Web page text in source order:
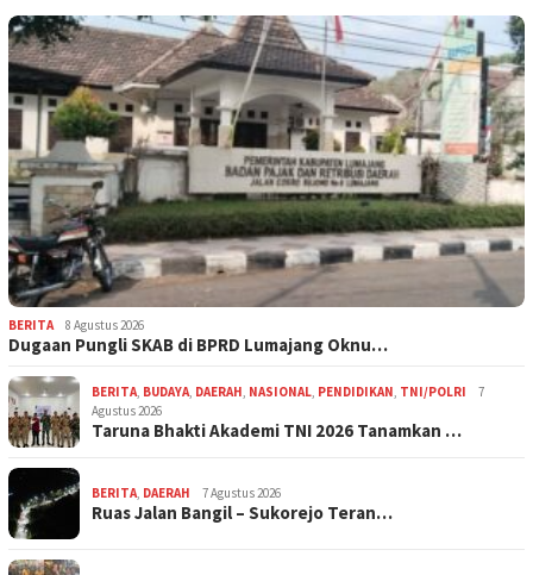
BERITA 8 Agustus 2026
Dugaan Pungli SKAB di BPRD Lumajang Oknu…
BERITA, BUDAYA, DAERAH, NASIONAL, PENDIDIKAN, TNI/POLRI
7
Agustus 2026
Taruna Bhakti Akademi TNI 2026 Tanamkan …
BERITA, DAERAH 7 Agustus 2026
Ruas Jalan Bangil – Sukorejo Teran…